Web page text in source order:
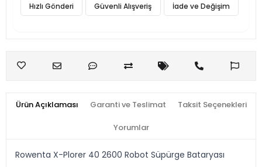
Hızlı Gönderi Güvenli Alışveriş İade ve Değişim
Ürün Açıklaması Garanti ve Teslimat Taksit Seçenekleri
Yorumlar
Rowenta X-Plorer 40 2600 Robot Süpürge Bataryası